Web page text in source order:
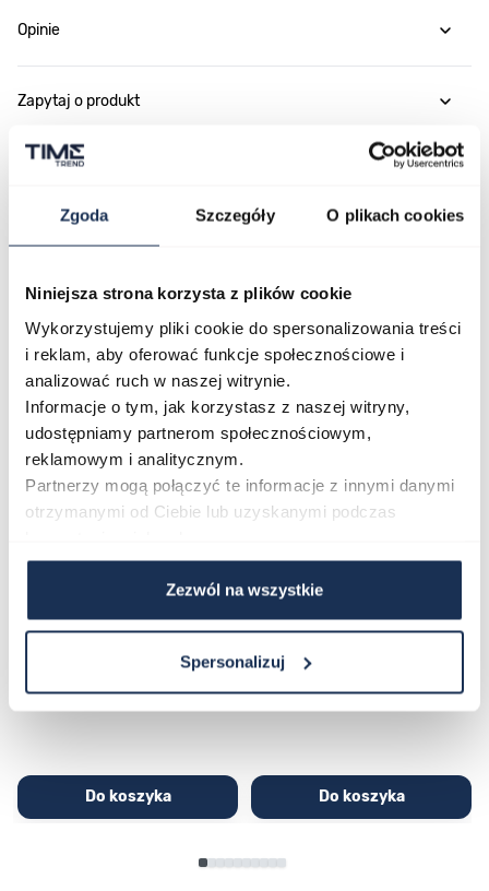
Zgoda Szczegóły O plikach cookies
Niniejsza strona korzysta z plików cookie
Wykorzystujemy pliki cookie do spersonalizowania treści
i reklam, aby oferować funkcje społecznościowe i
analizować ruch w naszej witrynie.
Informacje o tym, jak korzystasz z naszej witryny,
udostępniamy partnerom społecznościowym,
reklamowym i analitycznym.
Partnerzy mogą połączyć te informacje z innymi danymi
otrzymanymi od Ciebie lub uzyskanymi podczas
Zezwól na wszystkie
Spersonalizuj
Opinie
Zapytaj o produkt
Płatność i dostawa
Najczęściej kupowane
Poruszanie się po elementach karuzeli jest możliwe za pomocą
Naciśnij, aby pominąć karuzelę
Naciśnij, aby przejść do nawigacji karuzeli
CASIO Sport AE-1200WHD-
1AVEF
Do koszyka
Casio Sport AQ-230GA-
9DMQYES
Do koszyka